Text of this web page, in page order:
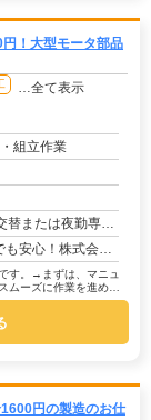
！大型モータ部品
…全て表示
組立作業
日＞土日休み※職場カレンダーによる
出しませんか？→未経験者多数活躍中！経験やスキルは...
す。→まずは、マニュ
ムーズに作業を進めら
円の製造のお仕